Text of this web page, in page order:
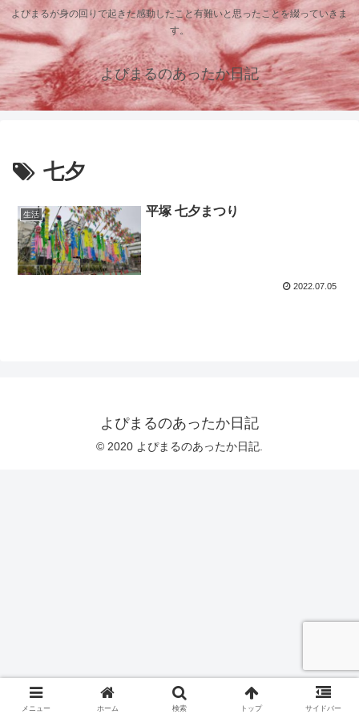
よぴまるが身の回りで起きた感動したこと有難いと思ったことを綴っていきま
す。
よぴまるのあったか日記
七夕
生活 平塚 七夕まつり
2022.07.05
よぴまるのあったか日記
© 2020 よぴまるのあったか日記.
メニュー ホーム 検索 トップ サイドバー